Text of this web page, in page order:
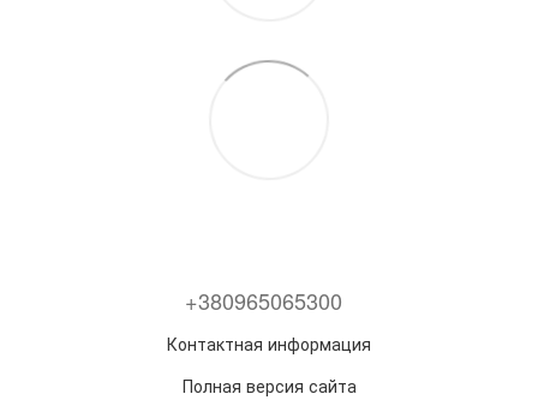
+380965065300
Контактная информация
Полная версия сайта